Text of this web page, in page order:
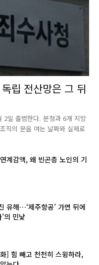
립 전산망은 그 뒤
2일 출범한다. 본청과 6개 지방
직의 문을 여는 날짜와 실제로
계감액, 왜 빈곤층 노인의 기
유해…‘제주항공’ 가면 뒤에
의 민낯
] 힘 빼고 천천히 스윙하라,